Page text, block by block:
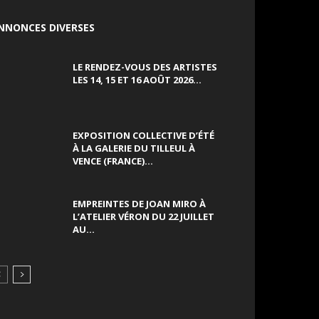
DIVERSES
LE RENDEZ-VOUS DES ARTISTES
LES 14, 15 ET 16 AOÛT 2026...
EXPOSITION COLLECTIVE D’ÉTÉ
À LA GALERIE DU TILLEUL À
VENCE (FRANCE)...
EMPREINTES DE JOAN MIRO À
L’ATELIER VÉRON DU 22 JUILLET
AU...